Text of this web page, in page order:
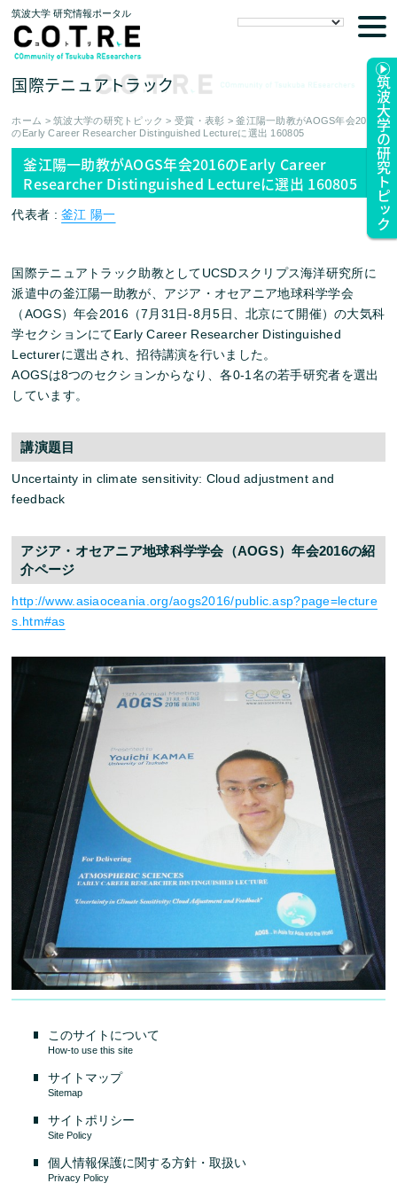
筑波大学 研究情報ポータル
国際テニュアトラック
ホーム >筑波大学の研究トピック >受賞・表彰 >釜江陽一助教がAOGS年会2016
のEarly Career Researcher Distinguished Lectureに選出 160805
筑波大学の研究トピック
釜江陽一助教がAOGS年会2016のEarly Career
Researcher Distinguished Lectureに選出 160805
代表者 :釜江 陽一
国際テニュアトラック助教としてUCSDスクリプス海洋研究所に
派遣中の釜江陽一助教が、アジア・オセアニア地球科学学会
（AOGS）年会2016（7月31日-8月5日、北京にて開催）の大気科
学セクションにてEarly Career Researcher Distinguished
Lecturerに選出され、招待講演を行いました。
AOGSは8つのセクションからなり、各0-1名の若手研究者を選出
しています。
講演題目
Uncertainty in climate sensitivity: Cloud adjustment and
feedback
アジア・オセアニア地球科学学会（AOGS）年会2016の紹
介ページ
http://www.asiaoceania.org/aogs2016/public.asp?page=lecture
s.htm#as
このサイトについて
How-to use this site
サイトマップ
Sitemap
サイトポリシー
Site Policy
個人情報保護に関する方針・取扱い
Privacy Policy